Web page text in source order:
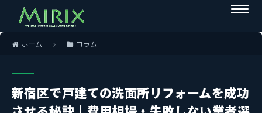
ホーム コラム
新宿区で戸建ての洗面所リフォームを成功